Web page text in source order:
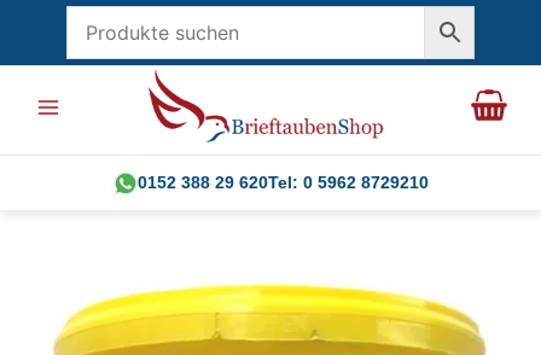
0152 388 29 620Tel: 0 5962 8729210